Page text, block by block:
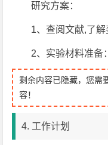
研究方案：
1、查阅文献,了解
2、实验材料准备
剩余内容已隐藏，您需
容！
4. 工作计划